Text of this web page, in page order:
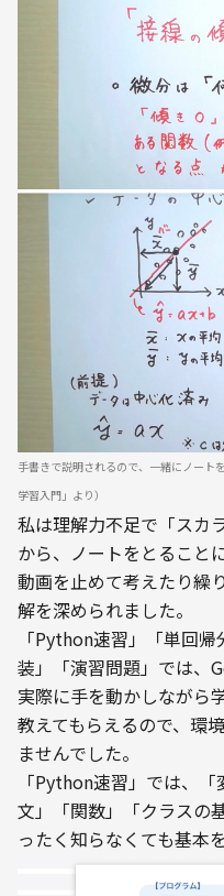
手書きで説明されるので、一緒にノート
学習入門」より）
私は理解力不足で「スカ
から、ノートをとること
動画を止めて考えたり繰
解を深められました。
「Python速習」「単回
装」「演習問題」では、
実際に手を動かしながら
教えてもらえるので、環
ませんでした。
「Python速習」では、
文」「関数」「クラスの
ったく知らなくても基本